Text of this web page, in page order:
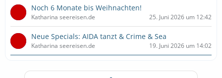
Noch 6 Monate bis Weihnachten!
Katharina seereisen.de 25. Juni 2026 um 12:42
Neue Specials: AIDA tanzt & Crime & Sea
Katharina seereisen.de 19. Juni 2026 um 14:02